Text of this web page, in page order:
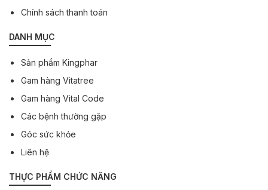
Chính sách thanh toán
DANH MỤC
Sản phẩm Kingphar
Gam hàng Vitatree
Gam hàng Vital Code
Các bệnh thường gặp
Góc sức khỏe
Liên hệ
THỰC PHẨM CHỨC NĂNG